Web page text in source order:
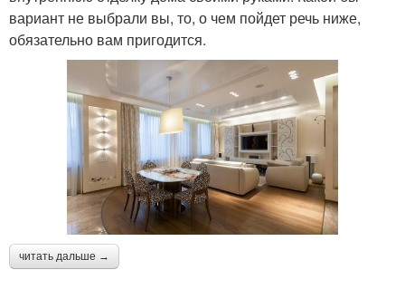
вариант не выбрали вы, то, о чем пойдет речь ниже,
обязательно вам пригодится.
читать дальше →